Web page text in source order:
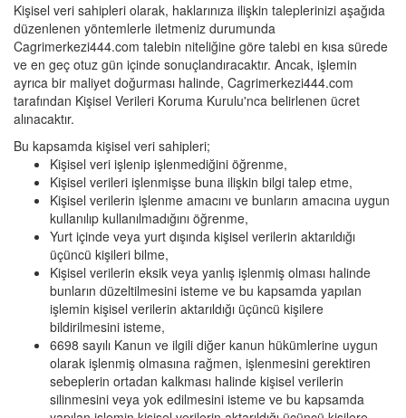
Kişisel veri sahipleri olarak, haklarınıza ilişkin taleplerinizi aşağıda
düzenlenen yöntemlerle iletmeniz durumunda
Cagrimerkezi444.com talebin niteliğine göre talebi en kısa sürede
ve en geç otuz gün içinde sonuçlandıracaktır. Ancak, işlemin
ayrıca bir maliyet doğurması halinde, Cagrimerkezi444.com
tarafından Kişisel Verileri Koruma Kurulu'nca belirlenen ücret
alınacaktır.
Bu kapsamda kişisel veri sahipleri;
Kişisel veri işlenip işlenmediğini öğrenme,
Kişisel verileri işlenmişse buna ilişkin bilgi talep etme,
Kişisel verilerin işlenme amacını ve bunların amacına uygun
kullanılıp kullanılmadığını öğrenme,
Yurt içinde veya yurt dışında kişisel verilerin aktarıldığı
üçüncü kişileri bilme,
Kişisel verilerin eksik veya yanlış işlenmiş olması halinde
bunların düzeltilmesini isteme ve bu kapsamda yapılan
işlemin kişisel verilerin aktarıldığı üçüncü kişilere
bildirilmesini isteme,
6698 sayılı Kanun ve ilgili diğer kanun hükümlerine uygun
olarak işlenmiş olmasına rağmen, işlenmesini gerektiren
sebeplerin ortadan kalkması halinde kişisel verilerin
silinmesini veya yok edilmesini isteme ve bu kapsamda